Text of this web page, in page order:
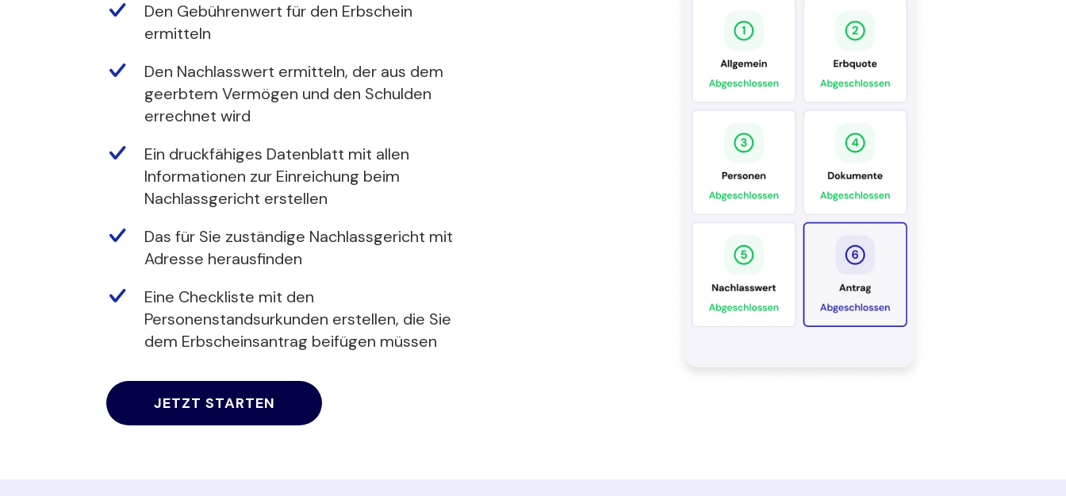
Den Gebührenwert für den Erbschein
ermitteln
Den Nachlasswert ermitteln, der aus dem
geerbtem Vermögen und den Schulden
errechnet wird
Ein druckfähiges Datenblatt mit allen
Informationen zur Einreichung beim
Nachlassgericht erstellen
Das für Sie zuständige Nachlassgericht mit
Adresse herausfinden
Eine Checkliste mit den
Personenstandsurkunden erstellen, die Sie
dem Erbscheinsantrag beifügen müssen
JETZT STARTEN